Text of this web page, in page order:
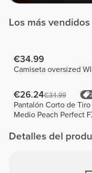
Los más vendidos
€34.99
Camiseta oversized
€26.24€34.99
Pantalón Corto de Tiro
Medio Peach Perfect
Detalles del